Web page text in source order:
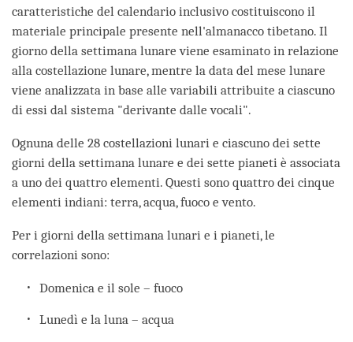
caratteristiche del calendario inclusivo costituiscono il
materiale principale presente nell'almanacco tibetano. Il
giorno della settimana lunare viene esaminato in relazione
alla costellazione lunare, mentre la data del mese lunare
viene analizzata in base alle variabili attribuite a ciascuno
di essi dal sistema "derivante dalle vocali".
Ognuna delle 28 costellazioni lunari e ciascuno dei sette
giorni della settimana lunare e dei sette pianeti è associata
a uno dei quattro elementi. Questi sono quattro dei cinque
elementi indiani: terra, acqua, fuoco e vento.
Per i giorni della settimana lunari e i pianeti, le
correlazioni sono:
Domenica e il sole – fuoco
Lunedì e la luna – acqua